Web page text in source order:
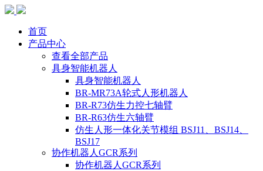
首页
产品中心
查看全部产品
具身智能机器人
具身智能机器人
BR-MR73A轮式人形机器人
BR-R73仿生力控七轴臂
BR-R63仿生六轴臂
仿生人形一体化关节模组 BSJ11、BSJ14、
BSJ17
协作机器人GCR系列
协作机器人GCR系列